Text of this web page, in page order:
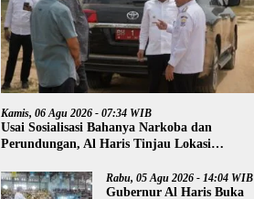
Kamis, 06 Agu 2026 - 07:34 WIB
Usai Sosialisasi Bahanya Narkoba dan
Perundungan, Al Haris Tinjau Lokasi
Rabu, 05 Agu 2026 - 14:04 WIB
Gubernur Al Haris Buka